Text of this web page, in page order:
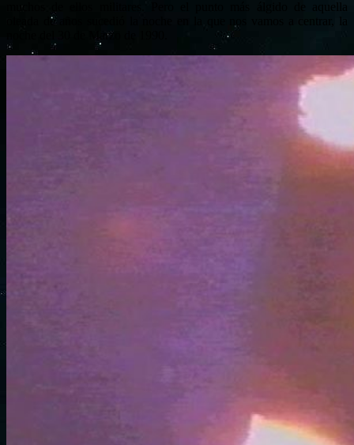
oleada de años sucedió la noche en la que nos vamos a centrar, la
noche del 30 de Marzo de 1990.